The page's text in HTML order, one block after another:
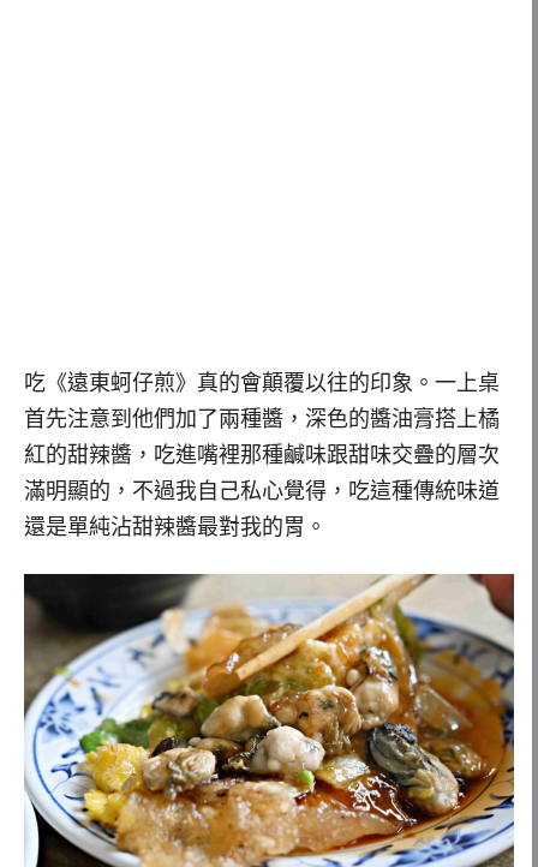
吃《遠東蚵仔煎》真的會顛覆以往的印象。一上桌
首先注意到他們加了兩種醬，深色的醬油膏搭上橘
紅的甜辣醬，吃進嘴裡那種鹹味跟甜味交疊的層次
滿明顯的，不過我自己私心覺得，吃這種傳統味道
還是單純沾甜辣醬最對我的胃。